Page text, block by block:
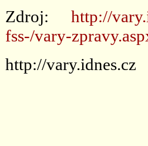
Zdroj: http://
fss-/vary-
http://vary.idnes.cz